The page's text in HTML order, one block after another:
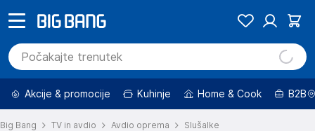
Akcije & promocije Kuhinje Home & Cook B2B
Big Bang TV in avdio Avdio oprema Slušalke